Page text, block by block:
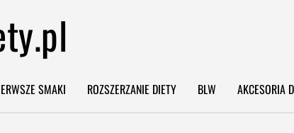
SMAKI ROZSZERZANIE DIETY BLW
AKCESORIA
Imię*